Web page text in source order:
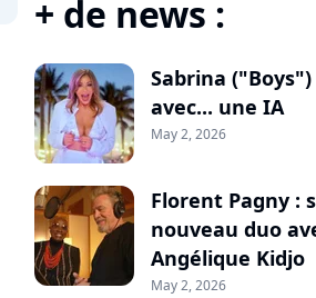
+ de news :
Sabrina
avec... une IA
May 2, 2026
Florent Pagny :
nouveau duo
Angélique Kidjo
May 2, 2026